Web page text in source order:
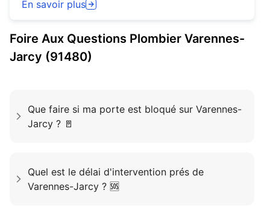
En savoir plus
Foire Aux Questions Plombier Varennes-
Jarcy (91480)
Que faire si ma porte est bloqué sur Varennes-
Jarcy ? 🚪
Quel est le délai d'intervention prés de
Varennes-Jarcy ? 🆘